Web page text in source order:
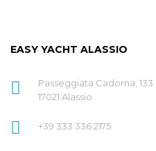
EASY YACHT ALASSIO
Passeggiata Cadorna, 133
17021 Alassio
+39 333 336 2175